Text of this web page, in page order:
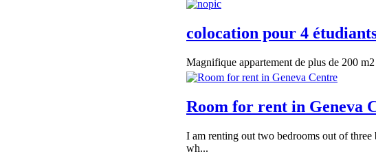
colocation pour 4
Magnifique appartement de plus de 200
Room for rent in Geneva
I am renting out two bedrooms out of
wh...